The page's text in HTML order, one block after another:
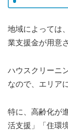
地域によっては
業支援金が用意
ハウスクリーニ
なので、エリア
特に、高齢化が
活支援」「住環